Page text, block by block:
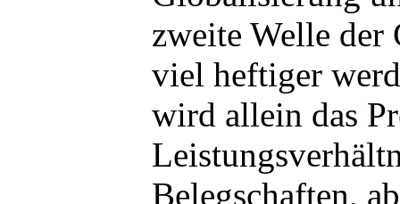
zweite Welle
viel heftiger
wird allein das
Belegschaften,